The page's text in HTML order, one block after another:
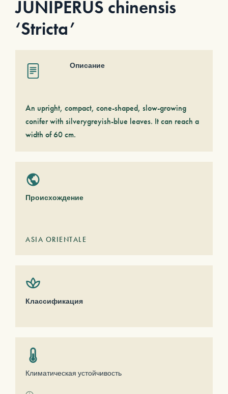
JUNIPERUS chinensis
‘Stricta’
Описание
An upright, compact, cone-shaped, slow-growing
conifer with silverygreyish-blue leaves. It can reach a
width of 60 cm.
Происхождение
ASIA ORIENTALE
Классификация
Климатическая устойчивость